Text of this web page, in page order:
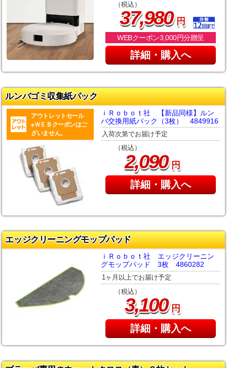
（税込）
37,980円
WEBクーポン3,000円分贈呈
詳細・購入へ
ルンバゴミ収集紙パック
アウトレットセール
※ＷＥＢクーポンはご
ざいません。
ｉＲｏｂｏｔ社 【新品同様】ルン
バ交換用紙パック（3枚） 4849916
入荷次第でお届け予定
（税込）
2,090円
詳細・購入へ
エッジクリーニングモップパッド
ｉＲｏｂｏｔ社 エッジクリーニン
グモップパッド 3枚 4860282
1ヶ月以上でお届け予定
（税込）
3,100円
詳細・購入へ